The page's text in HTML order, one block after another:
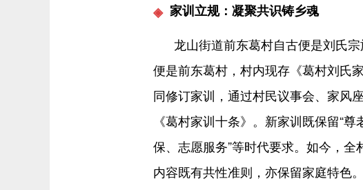
家训立规：凝聚共识铸乡魂
龙山街道前东葛村自古便是刘氏
便是前东葛村，村内现存《葛村刘氏
同修订家训，通过村民议事会、家风
《葛村家训十条》。新家训既保留“
保、志愿服务”等时代要求。如今，
内容既有共性准则，亦保留家庭特色